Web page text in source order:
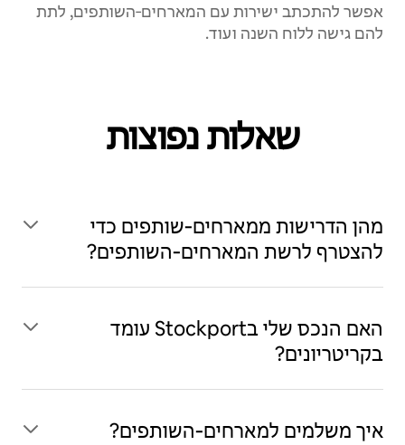
אפשר להתכתב ישירות עם המארחים‑השותפים, לתת
להם גישה ללוח השנה ועוד.
שאלות נפוצות
מהן הדרישות ממארחים‑שותפים כדי
להצטרף לרשת המארחים‑השותפים?
האם הנכס שלי בStockport עומד
בקריטריונים?
איך משלמים למארחים‑השותפים?